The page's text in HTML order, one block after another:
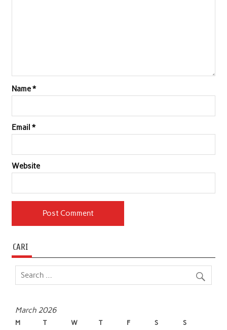
Name*
Email *
Website
CARI
March 2026
M T W T F S S